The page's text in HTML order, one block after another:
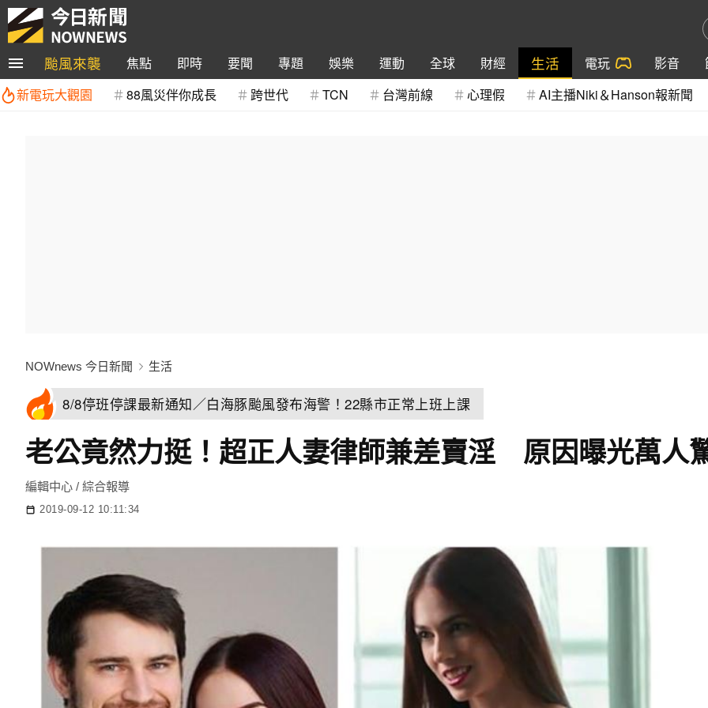
颱風來襲 焦點 即時 要聞 專題 娛樂 運動 全球 財經 生活 電玩 影音
新電玩大觀園
88風災伴你成長 跨世代 TCN 台灣前線 心理假 AI主播Niki＆Hanson報新聞
NOWnews 今日新聞 生活
8/8停班停課最新通知／白海豚颱風發布海警！22縣市正常上班上課
老公竟然力挺！超正人妻律師兼差賣淫 原因曝光萬人
編輯中心 / 綜合報導
2019-09-12 10:11:34